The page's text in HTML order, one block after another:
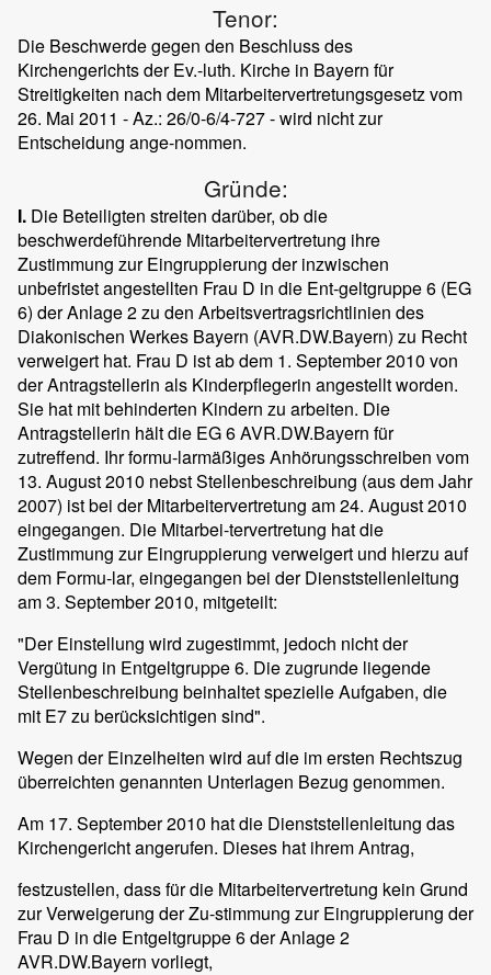
Tenor:
Die Beschwerde gegen den Beschluss des
Kirchengerichts der Ev.-luth. Kirche in Bayern für
Streitigkeiten nach dem Mitarbeitervertretungsgesetz vom
26. Mai 2011 - Az.: 26/0-6/4-727 - wird nicht zur
Entscheidung ange-nommen.
Gründe:
I. Die Beteiligten streiten darüber, ob die
beschwerdeführende Mitarbeitervertretung ihre
Zustimmung zur Eingruppierung der inzwischen
unbefristet angestellten Frau D in die Ent-geltgruppe 6 (EG
6) der Anlage 2 zu den Arbeitsvertragsrichtlinien des
Diakonischen Werkes Bayern (AVR.DW.Bayern) zu Recht
verweigert hat. Frau D ist ab dem 1. September 2010 von
der Antragstellerin als Kinderpflegerin angestellt worden.
Sie hat mit behinderten Kindern zu arbeiten. Die
Antragstellerin hält die EG 6 AVR.DW.Bayern für
zutreffend. Ihr formu-larmäßiges Anhörungsschreiben vom
13. August 2010 nebst Stellenbeschreibung (aus dem Jahr
2007) ist bei der Mitarbeitervertretung am 24. August 2010
eingegangen. Die Mitarbei-tervertretung hat die
Zustimmung zur Eingruppierung verweigert und hierzu auf
dem Formu-lar, eingegangen bei der Dienststellenleitung
am 3. September 2010, mitgeteilt:
"Der Einstellung wird zugestimmt, jedoch nicht der
Vergütung in Entgeltgruppe 6. Die zugrunde liegende
Stellenbeschreibung beinhaltet spezielle Aufgaben, die
mit E7 zu berücksichtigen sind".
Wegen der Einzelheiten wird auf die im ersten Rechtszug
überreichten genannten Unterlagen Bezug genommen.
Am 17. September 2010 hat die Dienststellenleitung das
Kirchengericht angerufen. Dieses hat ihrem Antrag,
festzustellen, dass für die Mitarbeitervertretung kein Grund
zur Verweigerung der Zu-stimmung zur Eingruppierung der
Frau D in die Entgeltgruppe 6 der Anlage 2
AVR.DW.Bayern vorliegt,